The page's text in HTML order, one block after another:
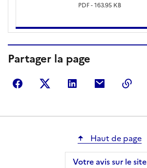
PDF - 163.95 KB
Partager la page
Partager sur Facebook
Partager sur Twitter
Partager surPartager
Haut de page
Votre avis sur le site